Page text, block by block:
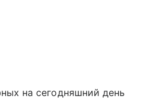
на сегодняшний день